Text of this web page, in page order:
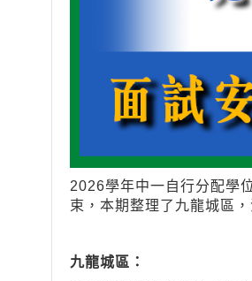
2026學年中一自行分配學
束，本期整理了九龍城區
九龍城區：